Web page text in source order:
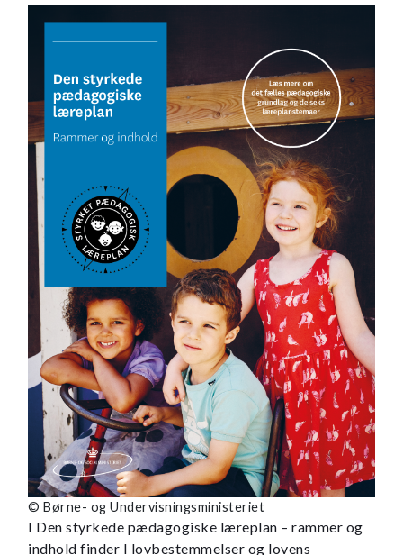
© Børne- og Undervisningsministeriet
I Den styrkede pædagogiske læreplan – rammer og
indhold finder I lovbestemmelser og lovens